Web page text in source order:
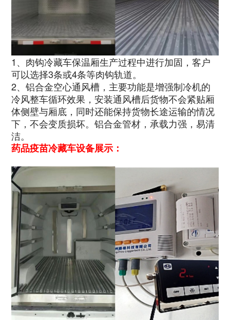
1、肉钩冷藏车保温厢生产过程中进行加固，客户
可以选择3条或4条等肉钩轨道。
2、铝合金空心通风槽，主要功能是增强制冷机的
冷风整车循环效果，安装通风槽后货物不会紧贴厢
体侧壁与厢底，同时还能保持货物长途运输的情况
下，不会变质损坏。铝合金管材，承载力强，易清
洁。
药品疫苗冷藏车设备展示：